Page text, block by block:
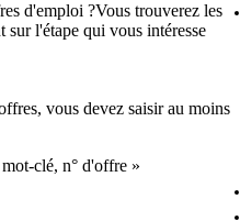
d'emploi ?Vous trouverez les
sur l'étape qui vous intéresse
vous devez saisir au moins
clé, n° d'offre »